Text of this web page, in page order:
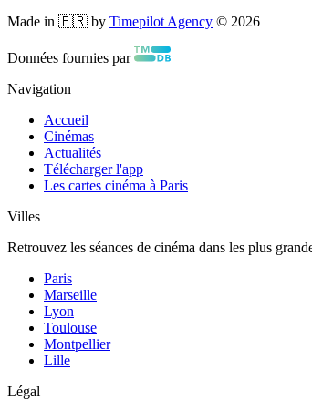
Made in 🇫🇷 by Timepilot Agency © 2026
Données fournies par
Navigation
Accueil
Cinémas
Actualités
Télécharger l'app
Les cartes cinéma à Paris
Villes
Retrouvez les séances de cinéma dans les plus
Paris
Marseille
Lyon
Toulouse
Montpellier
Lille
Légal